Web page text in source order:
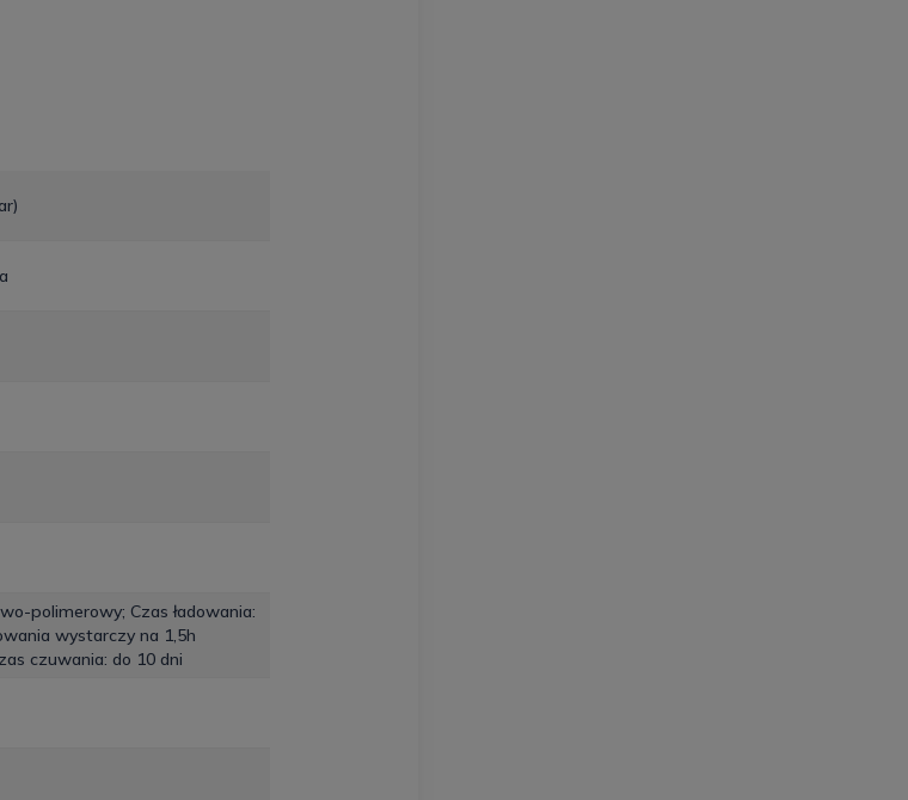
polimerowy; Czas ładowania:
wystarczy na 1,5h
czuwania: do 10 dni